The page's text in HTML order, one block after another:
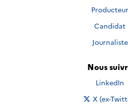
Producteur
Candidat
Journaliste
Nous
Nous
LinkedIn
Nous suivre
X (ex-